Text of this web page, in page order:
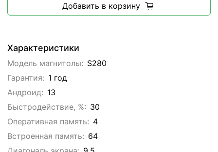
Характеристики
Модель магнитолы: S280
Гарантия: 1 год
Андроид: 13
Быстродействие, %: 30
Оперативная память: 4
Встроенная память: 64
Добавить в корзину